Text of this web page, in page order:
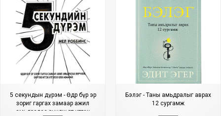
5 секундын дүрэм - Өдөр бүр эр
зориг гаргах замаар ажил
амьдралаа өөрчилж өөртөө итгэх
Бэлэг - Таны амьдралыг аврах
12 сургамж